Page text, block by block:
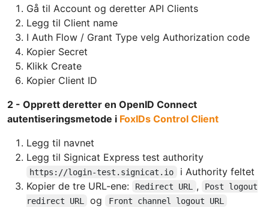
Gå til Account og deretter API Clients
Legg til Client name
I Auth Flow / Grant Type velg Authorization code
Kopier Secret
Klikk Create
Kopier Client ID
2 - Opprett deretter en OpenID Connect
autentiseringsmetode i FoxIDs Control Client
Legg til navnet
Legg til Signicat Express test authority
https://login-test.signicat.io
i Authority feltet
Kopier de tre URL-ene:
Redirect URL ,
Post logout
redirect URL
og Front channel logout URL